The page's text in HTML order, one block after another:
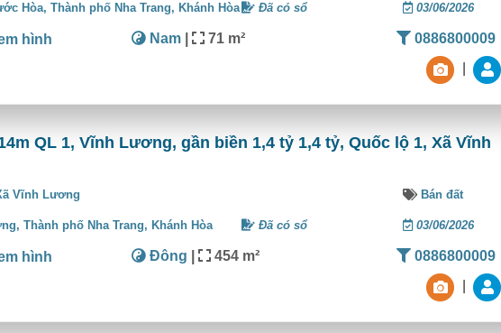
Hòa, Thành phố Nha Trang, Khánh Hòa Đã có sổ 03/06/2026
hình Nam| 71 m² 0886800009
QL 1, Vĩnh Lương, gần biền 1,4 tỷ 1,4 tỷ, Quốc lộ 1, Xã Vĩnh
Vĩnh Lương Bán đất
Thành phố Nha Trang, Khánh Hòa Đã có sổ 03/06/2026
hình Đông 454 m² 0886800009